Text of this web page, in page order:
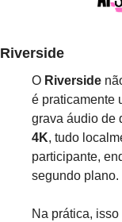
Riverside
O Riverside
é praticamente
4K, tudo
participante,
segundo plano.
Na prática,